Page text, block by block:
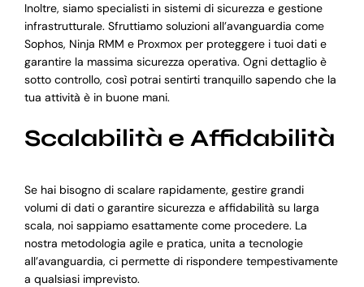
Inoltre, siamo specialisti in sistemi di sicurezza e gestione
infrastrutturale. Sfruttiamo soluzioni all’avanguardia come
Sophos, Ninja RMM e Proxmox per proteggere i tuoi dati e
garantire la massima sicurezza operativa. Ogni dettaglio è
sotto controllo, così potrai sentirti tranquillo sapendo che la
tua attività è in buone mani.
Scalabilità e Affidabilità
Se hai bisogno di scalare rapidamente, gestire grandi
volumi di dati o garantire sicurezza e affidabilità su larga
scala, noi sappiamo esattamente come procedere. La
nostra metodologia agile e pratica, unita a tecnologie
all’avanguardia, ci permette di rispondere tempestivamente
a qualsiasi imprevisto.